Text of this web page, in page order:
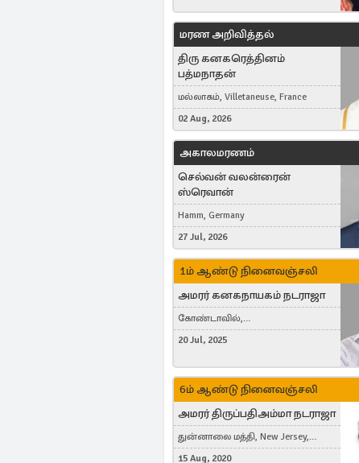
மரண அறிவித்தல்
திரு கனகரெத்தினம்
பத்மநாதன்
மல்லாகம், Villetaneuse, France
02 Aug, 2026
அகாலமரணம்
செல்வன் வலன்ரைன்
ஸ்ரெவான்
Hamm, Germany
27 Jul, 2026
1ம் ஆண்டு நினைவஞ்சலி
அமரர் கனகநாயகம் நடராஜா
கோண்டாவில்,
புன்னாலைக்கட்டுவன், சவுதி
Germany, Brampton, Canada
20 Jul, 2025
6ம் ஆண்டு நினைவஞ்சலி
அமரர் திருப்பதிஅம்மா நடராஜா
துன்னாலை மத்தி, New Jersey,
United States, Toronto, Canada
15 Aug, 2020